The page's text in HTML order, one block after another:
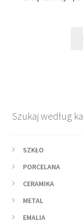
Szukaj według
SZKŁO
PORCELANA
CERAMIKA
METAL
EMALIA